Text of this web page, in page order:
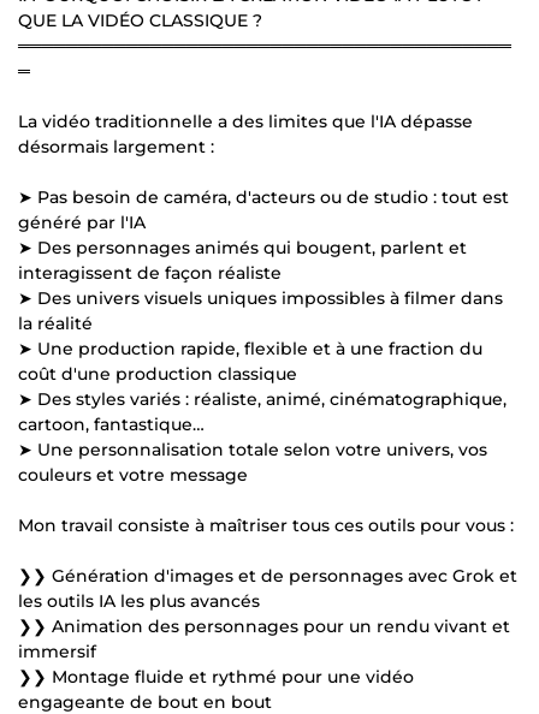
QUE LA VIDÉO CLASSIQUE ?
═════════════════════════════════════════
═
La vidéo traditionnelle a des limites que l'IA dépasse
désormais largement :
➤ Pas besoin de caméra, d'acteurs ou de studio : tout est
généré par l'IA
➤ Des personnages animés qui bougent, parlent et
interagissent de façon réaliste
➤ Des univers visuels uniques impossibles à filmer dans
la réalité
➤ Une production rapide, flexible et à une fraction du
coût d'une production classique
➤ Des styles variés : réaliste, animé, cinématographique,
cartoon, fantastique…
➤ Une personnalisation totale selon votre univers, vos
couleurs et votre message
Mon travail consiste à maîtriser tous ces outils pour vous :
❯❯ Génération d'images et de personnages avec Grok et
les outils IA les plus avancés
❯❯ Animation des personnages pour un rendu vivant et
immersif
❯❯ Montage fluide et rythmé pour une vidéo
engageante de bout en bout